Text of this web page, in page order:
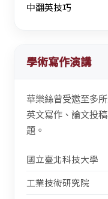
中翻英技巧
學術寫作演講
華樂絲曾受邀至多
英文寫作、論文投
題。
國立臺北科技大學
工業技術研究院